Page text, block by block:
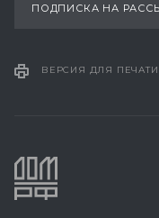
ПОДПИСКА НА
ВЕРСИЯ ДЛЯ ПЕЧАТИ